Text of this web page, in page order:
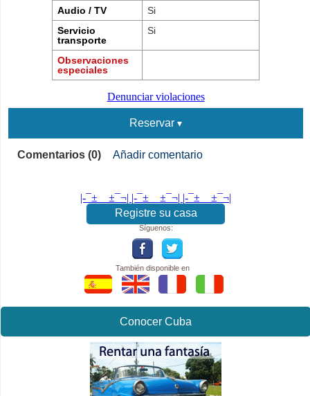
Audio / TV
Si
Servicio
transporte
Si
Observaciones
especiales
Denunciar violaciones
Reservar
Comentarios (0) Añadir comentario
|-¯±­__­±¯¬| |-¯±­__­±¯¬| |-¯±­__­±¯¬|
Registre su casa
Síguenos:
También disponible en
Conocer Cuba